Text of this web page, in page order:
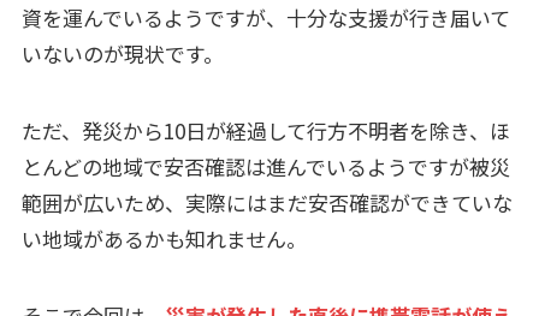
資を運んでいるようですが、十分な支援が行き届いて
いないのが現状です。
ただ、発災から10日が経過して行方不明者を除き、ほ
とんどの地域で安否確認は進んでいるようですが被災
範囲が広いため、実際にはまだ安否確認ができていな
い地域があるかも知れません。